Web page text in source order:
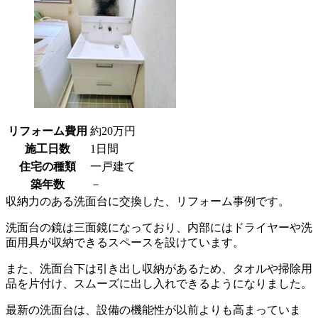
リフォーム費用 約20万円
施工日数
1日間
住宅の種類
一戸建て
築年数
－
収納力のある洗面台に交換した、リフォーム事例です。
洗面台の鏡は三面鏡になっており、内部にはドライヤーや洗
面用具が収納できるスペースを設けています。
また、洗面台下は引き出し収納があるため、タオルや掃除用
品を片付け、スムーズに出し入れできるようになりました。
最新の洗面台は、設備の機能性が以前よりも高まっていま